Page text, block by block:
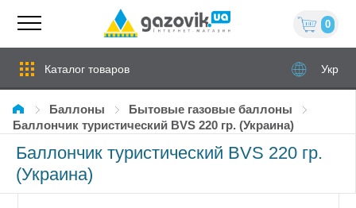
0
Каталог товаров Укр
Баллоны
Бытовые газовые баллоны
Баллончик туристический BVS 220 гр. (Украина)
Баллончик туристический BVS 220 гр.
(Украина)